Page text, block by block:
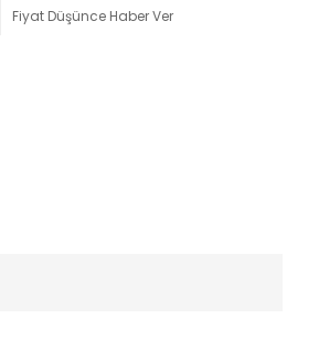
Fiyat Düşünce Haber Ver